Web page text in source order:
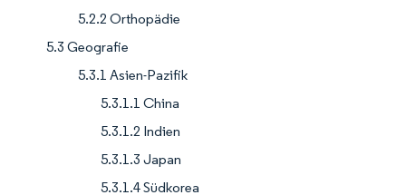
5.2.2 Orthopädie
5.3 Geografie
5.3.1 Asien-Pazifik
5.3.1.1 China
5.3.1.2 Indien
5.3.1.3 Japan
5.3.1.4 Südkorea